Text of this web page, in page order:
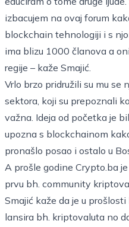
izbacujem na ovaj forum
blockchain tehnologiji i s
ima blizu 1000 članova a
regije – kaže Smajić.
Vrlo brzo pridružili su mu se
sektora, koji su prepoznali
važna. Ideja od početka je
upozna s blockchainom
pronašlo posao i ostalo u
A prošle godine Crypto.ba
prvu bh. community
Smajić kaže da je u
lansira bh. kriptovaluta no